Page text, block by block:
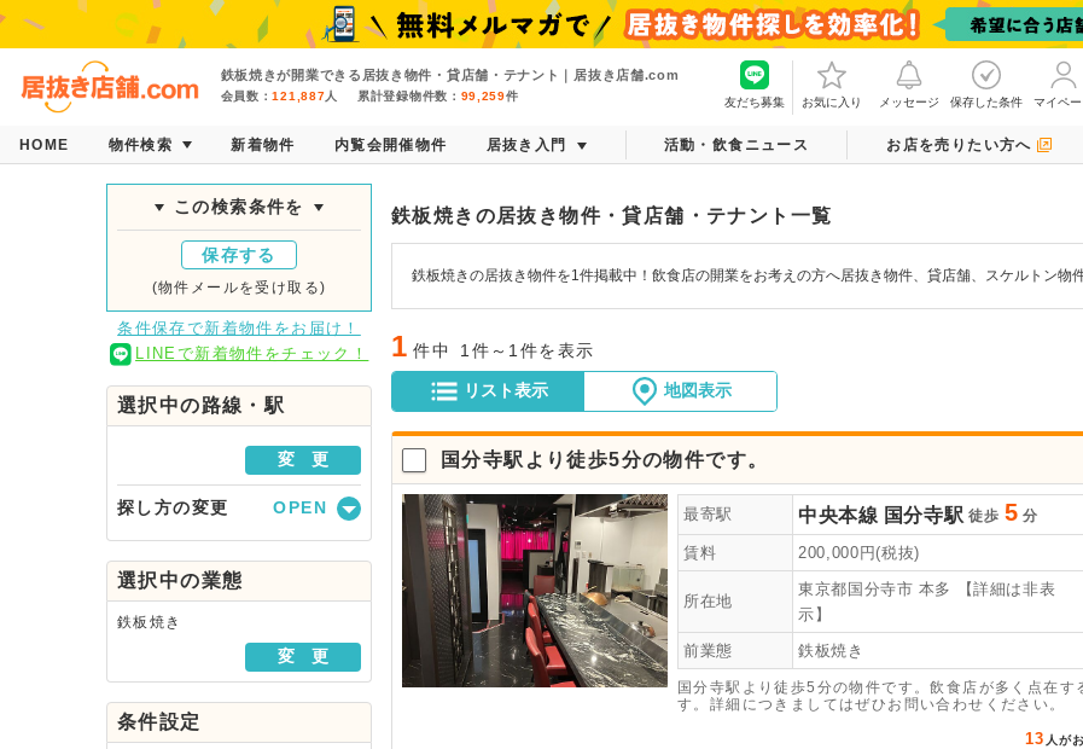
鉄板焼きが開業できる居抜き物件・貸店舗・テナント｜居抜き店舗.com
会員数：121,887人 累計登録物件数： 99,259件 友だち募集 お気に入り メッセージ 保存した条件 マイペー
HOME 物件検索 新着物件 内覧会開催物件 居抜き入門 活動・飲食ニュース お店を売りたい方へ
この検索条件を
保存する
(物件メールを受け取る)
条件保存で新着物件をお届け！
LINEで新着物件をチェック！
選択中の路線・駅
変 更
探し方の変更
駅・路線から探す
地域から探す
選択中の業態
鉄板焼き
変 更
条件設定
鉄板焼きの居抜き物件・貸店舗・テナント一覧
鉄板焼きの居抜き物件を1件掲載中！飲食店の開業をお考えの方へ居抜き物件、貸店舗、スケルトン物
1 件中 1件～1件を表示
リスト表示 地図表示
国分寺駅より徒歩5分の物件です。
最寄駅 中央本線 国分寺駅 徒歩 5 分
賃料 200,000 円(税抜)
所在地
東京都国分寺市 本多
【詳細は非表
示】
前業態 鉄板焼き
国分寺駅より徒歩5分の物件です。飲食店が多く点在
す。詳細につきましてはぜひお問い合わせください。
13 人が